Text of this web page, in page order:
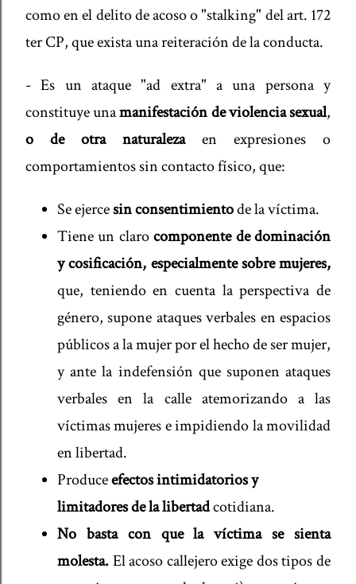
como en el delito de acoso o "stalking" del art. 172
ter CP, que exista una reiteración de la conducta.
- Es un ataque "ad extra" a una persona y
constituye unamanifestación de violencia sexual,
o de otra naturalezaen expresiones o
comportamientos sin contacto físico, que:
Se ejercesin consentimientode la víctima.
Tiene un clarocomponente de dominación
y cosificación, especialmente sobre mujeres,
que, teniendo en cuenta la perspectiva de
género, supone ataques verbales en espacios
públicos a la mujer por el hecho de ser mujer,
y ante la indefensión que suponen ataques
verbales en la calle atemorizando a las
víctimas mujeres e impidiendo la movilidad
en libertad.
Produceefectos intimidatorios y
limitadores de la libertadcotidiana.
No basta con que la víctima se sienta
molesta.El acoso callejero exige dos tipos de